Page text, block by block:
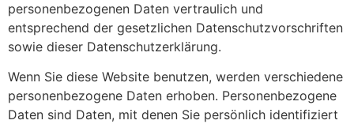
personenbezogenen Daten vertraulich und
entsprechend der gesetzlichen Datenschutzvorschriften
sowie dieser Datenschutzerklärung.
Wenn Sie diese Website benutzen, werden verschiedene
personenbezogene Daten erhoben. Personenbezogene
Daten sind Daten, mit denen Sie persönlich identifiziert